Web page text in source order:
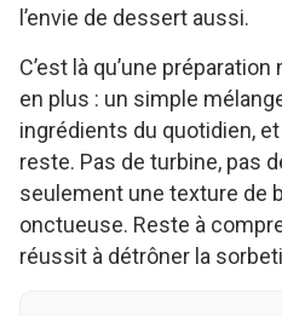
l’envie de dessert aussi.
C’est là qu’une
en plus : un simple
ingrédients du quotidien,
reste. Pas de turbine, pas
seulement une texture de
onctueuse. Reste à
réussit à détrôner la